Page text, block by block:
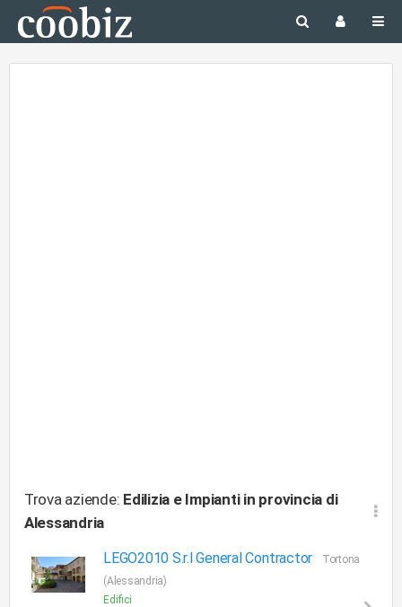
Trova aziende: Edilizia e Impianti in provincia di
Alessandria
LEGO2010 S.r.l General Contractor
Tortona
(Alessandria)
Edifici